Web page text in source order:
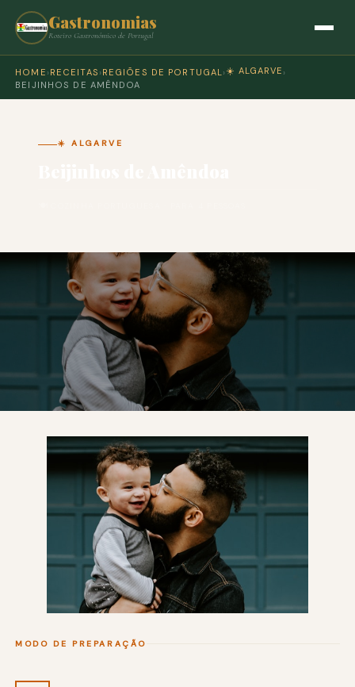
Gastronomias
Roteiro Gastronómico de Portugal
HOME › RECEITAS › REGIÕES DE PORTUGAL › ☀️ ALGARVE ›
BEIJINHOS DE AMÊNDOA
☀️ ALGARVE
MODO DE PREPARAÇÃO